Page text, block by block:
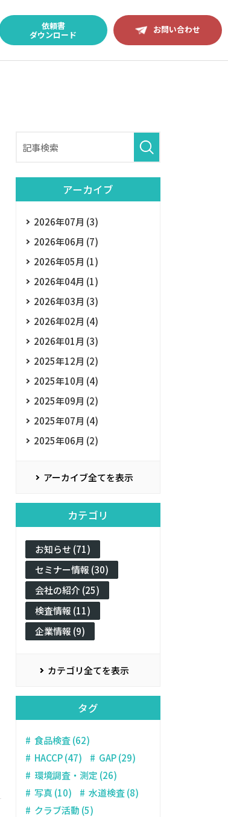
依頼書
ダウンロード お問い合わせ
アーカイブ
2026年07月 (3)
2026年06月 (7)
2026年05月 (1)
2026年04月 (1)
2026年03月 (3)
2026年02月 (4)
2026年01月 (3)
2025年12月 (2)
2025年10月 (4)
2025年09月 (2)
2025年07月 (4)
2025年06月 (2)
アーカイブ全てを表示
カテゴリ
お知らせ (71)
セミナー情報 (30)
会社の紹介 (25)
検査情報 (11)
企業情報 (9)
カテゴリ全てを表示
タグ
食品検査 (62)
HACCP (47)
GAP (29)
環境調査・測定 (26)
写真 (10)
水道検査 (8)
クラブ活動 (5)